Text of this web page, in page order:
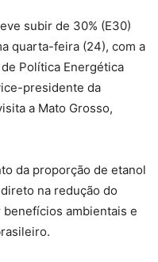
subir de 30% (E30)
quarta-feira (24), com a
Política Energética
presidente da
a Mato Grosso,
da proporção de etanol
na redução do
benefícios ambientais e